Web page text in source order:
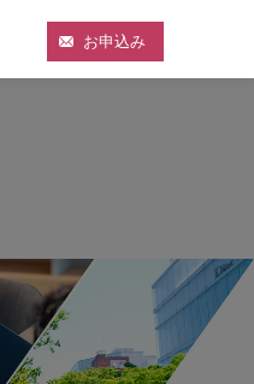
お申込み